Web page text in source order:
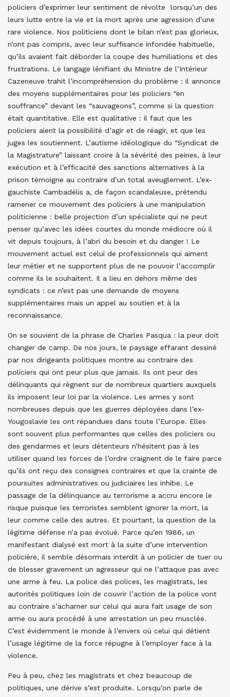
policiers d’exprimer leur sentiment de révolte lorsqu’un des
leurs lutte entre la vie et la mort après une agression d’une
rare violence. Nos politiciens dont le bilan n’est pas glorieux,
n’ont pas compris, avec leur suffisance infondée habituelle,
qu’ils avaient fait déborder la coupe des humiliations et des
frustrations. Le langage lénifiant du Ministre de l’Intérieur
Cazeneuve trahit l’incompréhension du problème : il annonce
des moyens supplémentaires pour les policiers “en
souffrance” devant les “sauvageons”, comme si la question
était quantitative. Elle est qualitative : il faut que les
policiers aient la possibilité d’agir et de réagir, et que les
juges les soutiennent. L’autisme idéologique du “Syndicat de
la Magistrature” laissant croire à la sévérité des peines, à leur
exécution et à l’efficacité des sanctions alternatives à la
prison témoigne au contraire d’un total aveuglement. L’ex-
gauchiste Cambadélis a, de façon scandaleuse, prétendu
ramener ce mouvement des policiers à une manipulation
politicienne : belle projection d’un spécialiste qui ne peut
penser qu’avec les idées courtes du monde médiocre où il
vit depuis toujours, à l’abri du besoin et du danger ! Le
mouvement actuel est celui de professionnels qui aiment
leur métier et ne supportent plus de ne pouvoir l’accomplir
comme ils le souhaitent. Il a lieu en dehors même des
syndicats : ce n’est pas une demande de moyens
supplémentaires mais un appel au soutien et à la
reconnaissance.
On se souvient de la phrase de Charles Pasqua : la peur doit
changer de camp. De nos jours, le paysage effarant dessiné
par nos dirigeants politiques montre au contraire des
policiers qui ont peur plus que jamais. Ils ont peur des
délinquants qui règnent sur de nombreux quartiers auxquels
ils imposent leur loi par la violence. Les armes y sont
nombreuses depuis que les guerres déployées dans l’ex-
Yougoslavie les ont répandues dans toute l’Europe. Elles
sont souvent plus performantes que celles des policiers ou
des gendarmes et leurs détenteurs n’hésitent pas à les
utiliser quand les forces de l’ordre craignent de le faire parce
qu’ils ont reçu des consignes contraires et que la crainte de
poursuites administratives ou judiciaires les inhibe. Le
passage de la délinquance au terrorisme a accru encore le
risque puisque les terroristes semblent ignorer la mort, la
leur comme celle des autres. Et pourtant, la question de la
légitime défense n’a pas évolué. Parce qu’en 1986, un
manifestant dialysé est mort à la suite d’une intervention
policière, il semble désormais interdit à un policier de tuer ou
de blesser gravement un agresseur qui ne l’attaque pas avec
une arme à feu. La police des polices, les magistrats, les
autorités politiques loin de couvrir l’action de la police vont
au contraire s’acharner sur celui qui aura fait usage de son
arme ou aura procédé à une arrestation un peu musclée.
C’est évidemment le monde à l’envers où celui qui détient
l’usage légitime de la force répugne à l’employer face à la
violence.
Peu à peu, chez les magistrats et chez beaucoup de
politiques, une dérive s’est produite. Lorsqu’on parle de